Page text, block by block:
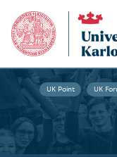
UK Point UK